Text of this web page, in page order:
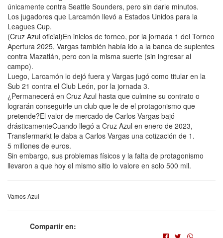
únicamente contra Seattle Sounders, pero sin darle minutos.
Los jugadores que Larcamón llevó a Estados Unidos para la
Leagues Cup.
(Cruz Azul oficial)En inicios de torneo, por la jornada 1 del Torneo
Apertura 2025, Vargas también había ido a la banca de suplentes
contra Mazatlán, pero con la misma suerte (sin ingresar al
campo).
Luego, Larcamón lo dejó fuera y Vargas jugó como titular en la
Sub 21 contra el Club León, por la jornada 3.
¿Permanecerá en Cruz Azul hasta que culmine su contrato o
lograrán conseguirle un club que le de el protagonismo que
pretende?El valor de mercado de Carlos Vargas bajó
drásticamenteCuando llegó a Cruz Azul en enero de 2023,
Transfermarkt le daba a Carlos Vargas una cotización de 1.
5 millones de euros.
Sin embargo, sus problemas físicos y la falta de protagonismo
llevaron a que hoy el mismo sitio lo valore en solo 500 mil.
Vamos Azul
Compartir en: